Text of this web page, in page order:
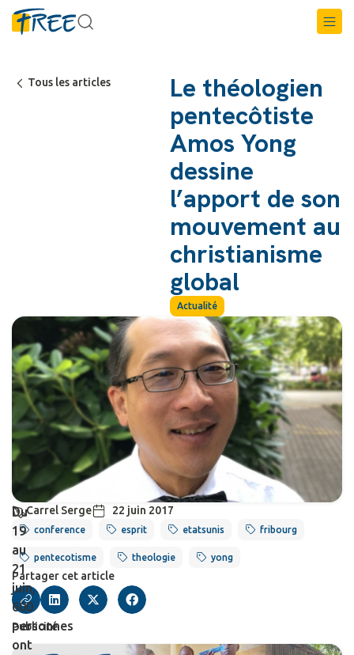
Tous les articles
Le théologien
pentecôtiste
Amos Yong
dessine
l’apport de son
mouvement au
christianisme
global
Actualité
Carrel Serge 22 juin 2017
conference esprit etatsunis fribourg
pentecotisme theologie yong
Partager cet article
Publicité
Du
19
au
21
juin,
600
personnes
ont